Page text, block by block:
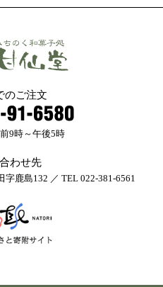
のご注文
9時～午後5時
わせ先
鹿島132 ／ TEL 022-381-6561